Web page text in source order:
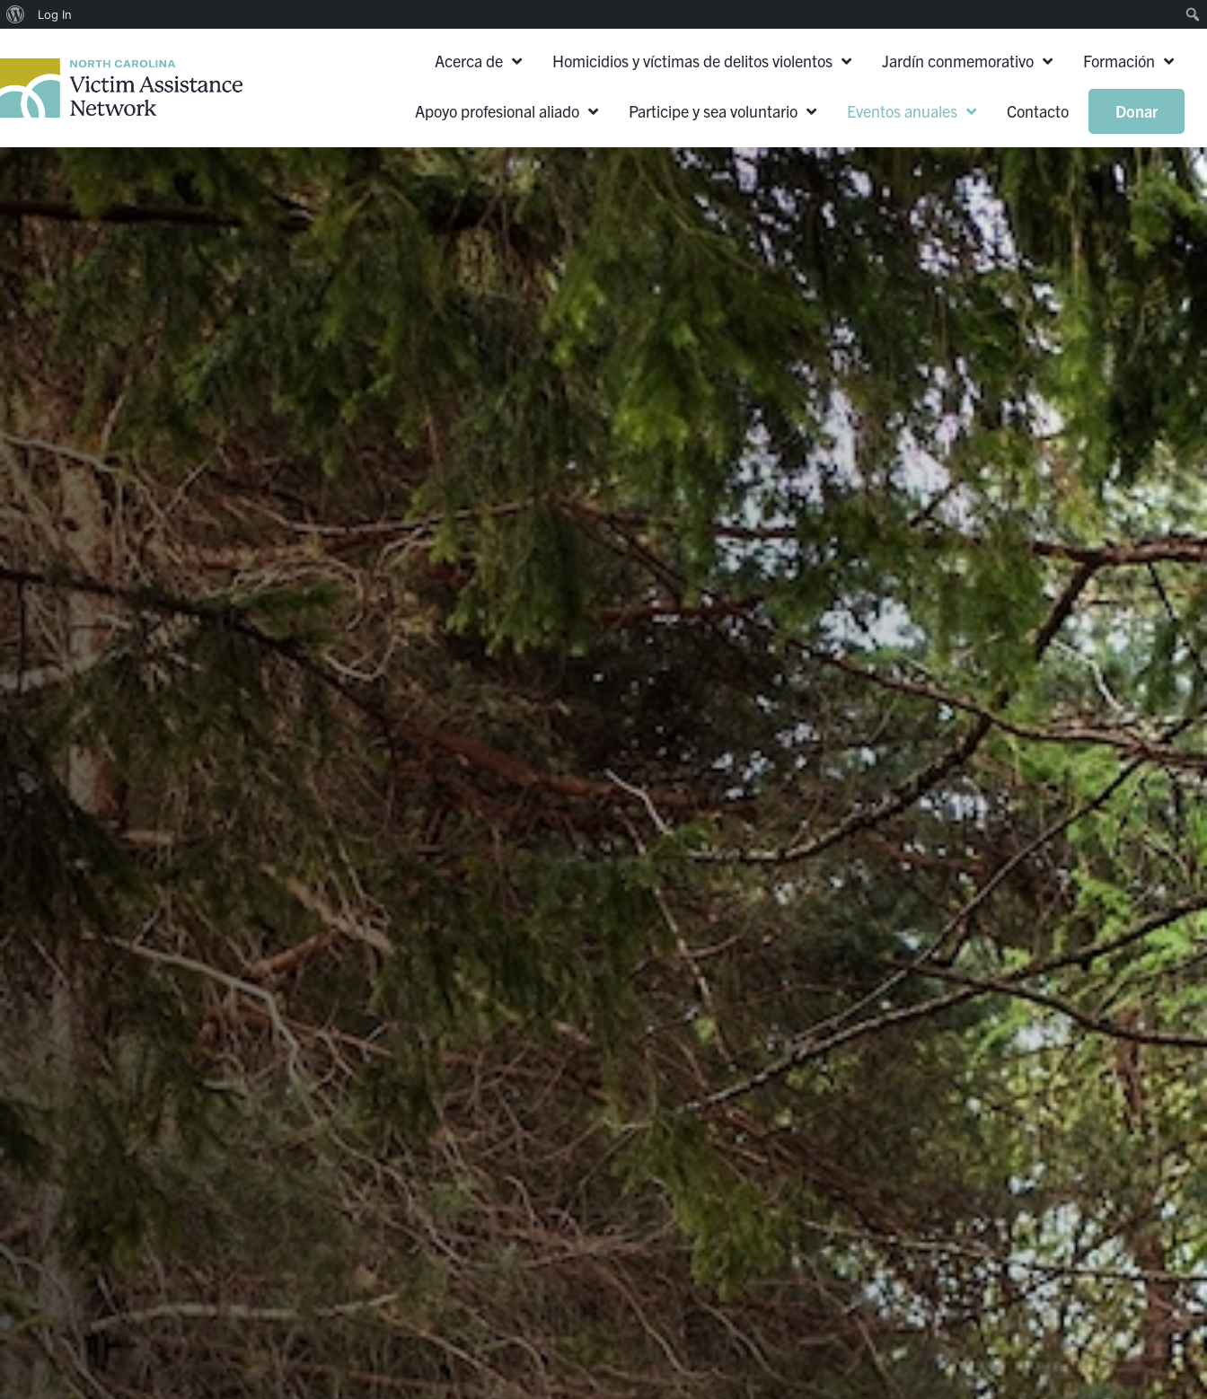
About
Log In
Acerca de Homicidios y víctimas de delitos violentos Jardín conmemorativo Formación
Apoyo profesional aliado Participe y sea voluntario Eventos anuales Contacto Donar